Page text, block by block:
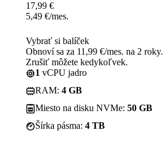
17,99 €
5,49 €/mes.
Vybrať si balíček
Obnoví sa za 11,99 €/mes. na 2 roky.
Zrušiť môžete kedykoľvek.
1 vCPU jadro
RAM: 4 GB
Miesto na disku NVMe: 50 GB
Šírka pásma: 4 TB